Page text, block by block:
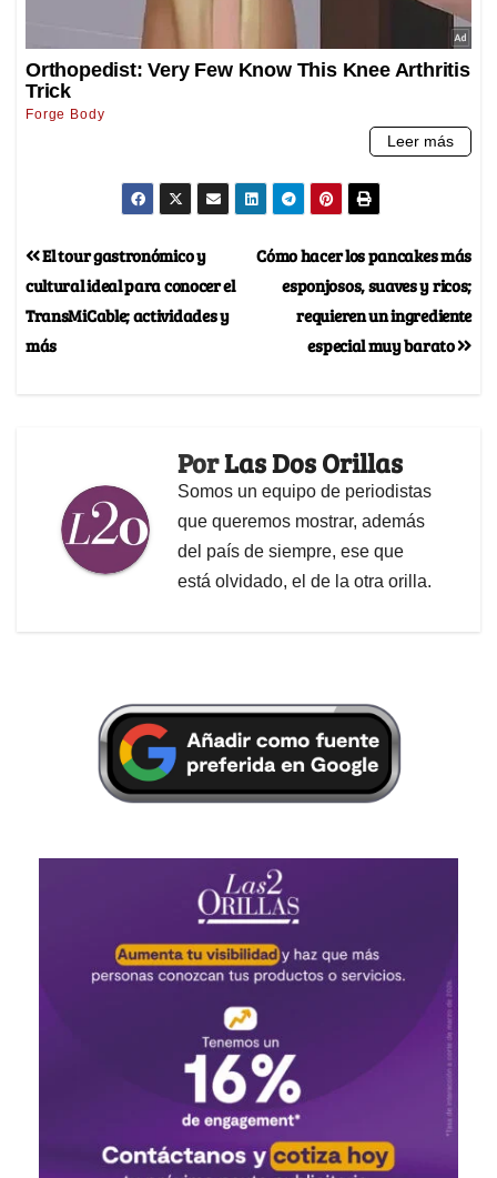
Cómo hacer los pancakes más
esponjosos, suaves y ricos;
requieren un ingrediente
especial muy barato
El tour gastronómico y
cultural ideal para conocer el
TransMiCable; actividades y
más
PorLas Dos Orillas
Somos un equipo de periodistas
que queremos mostrar, además
del país de siempre, ese que
está olvidado, el de la otra orilla.